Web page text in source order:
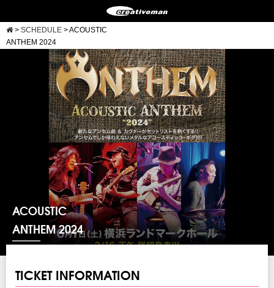
> SCHEDULE >ACOUSTIC
ANTHEM 2024
ACOUSTIC
ANTHEM 2024
TICKET INFORMATION